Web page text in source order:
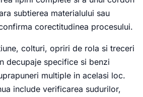
subtierea materialului sau
corectitudinea procesului.
colturi, opriri de rola si treceri
decupaje specifice si benzi
multiple in acelasi loc.
include verificarea sudurilor,